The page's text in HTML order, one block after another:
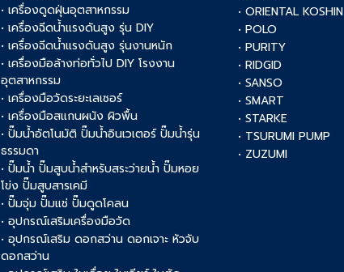
• เครื่องดูดฝุ่นอุตสาหกรรม
• เครื่องฉีดน้ำแรงดันสูง รุ่น DIY
• เครื่องฉีดน้ำแรงดันสูง รุ่นงานหนัก
• เครื่องมือล้างท่อทั่วไป DIY โรงงาน
อุตสาหกรรม
• เครื่องมือวัดระยะเลเซอร์
• เครื่องมือสแกนผนัง ผิวพื้น
• ปั๊มน้ำอัตโนมัติ ปั๊มน้ำอินเวเตอร์ ปั๊มน้ำรุ่น
ธรรมดา
• ปั๊มน้ำ ปั๊มสูบน้ำสำหรับสระว่ายน้ำ ปั๊มหอย
โข่ง ปั๊มสูบสารเคมี
• ปั๊มจุ่ม ปั๊มแช่ ปั๊มดูดโคลน
• อุปกรณ์เสริมเครื่องมือวัด
• อุปกรณ์เสริม ดอกสว่าน ดอกเจาะ หัวจับ
ดอกสว่าน
• ORIENTAL KOSHIN
• POLO
• PURITY
• RIDGID
• SANSO
• SMART
• STARKE
• TSURUMI PUMP
• ZUZUMI